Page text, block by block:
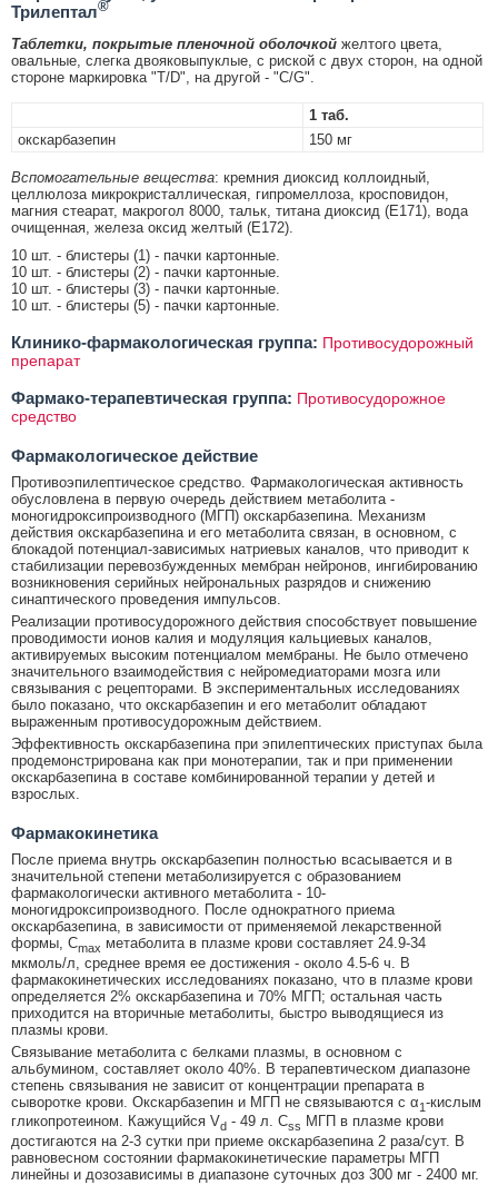
Трилептал®
Таблетки, покрытые пленочной оболочкой желтого цвета,
овальные, слегка двояковыпуклые, с риской с двух сторон, на одной
стороне маркировка "T/D", на другой - "C/G".
1 таб.
окскарбазепин
150 мг
Вспомогательные вещества: кремния диоксид коллоидный,
целлюлоза микрокристаллическая, гипромеллоза, кросповидон,
магния стеарат, макрогол 8000, тальк, титана диоксид (E171), вода
очищенная, железа оксид желтый (E172).
10 шт. - блистеры (1) - пачки картонные.
10 шт. - блистеры (2) - пачки картонные.
10 шт. - блистеры (3) - пачки картонные.
10 шт. - блистеры (5) - пачки картонные.
Клинико-фармакологическая группа: Противосудорожный
препарат
Фармако-терапевтическая группа: Противосудорожное
средство
Фармакологическое действие
Противоэпилептическое средство. Фармакологическая активность
обусловлена в первую очередь действием метаболита -
моногидроксипроизводного (МГП) окскарбазепина. Механизм
действия окскарбазепина и его метаболита связан, в основном, с
блокадой потенциал-зависимых натриевых каналов, что приводит к
стабилизации перевозбужденных мембран нейронов, ингибированию
возникновения серийных нейрональных разрядов и снижению
синаптического проведения импульсов.
Реализации противосудорожного действия способствует повышение
проводимости ионов калия и модуляция кальциевых каналов,
активируемых высоким потенциалом мембраны. Не было отмечено
значительного взаимодействия с нейромедиаторами мозга или
связывания с рецепторами. В экспериментальных исследованиях
было показано, что окскарбазепин и его метаболит обладают
выраженным противосудорожным действием.
Эффективность окскарбазепина при эпилептических приступах была
продемонстрирована как при монотерапии, так и при применении
окскарбазепина в составе комбинированной терапии у детей и
взрослых.
Фармакокинетика
После приема внутрь окскарбазепин полностью всасывается и в
значительной степени метаболизируется с образованием
фармакологически активного метаболита - 10-
моногидроксипроизводного. После однократного приема
окскарбазепина, в зависимости от применяемой лекарственной
формы, Cmax метаболита в плазме крови составляет 24.9-34
мкмоль/л, среднее время ее достижения - около 4.5-6 ч. В
фармакокинетических исследованиях показано, что в плазме крови
определяется 2% окскарбазепина и 70% МГП; остальная часть
приходится на вторичные метаболиты, быстро выводящиеся из
плазмы крови.
Связывание метаболита с белками плазмы, в основном с
альбумином, составляет около 40%. В терапевтическом диапазоне
степень связывания не зависит от концентрации препарата в
сыворотке крови. Окскарбазепин и МГП не связываются с α1-кислым
гликопротеином. Кажущийся Vd - 49 л. Сss МГП в плазме крови
достигаются на 2-3 сутки при приеме окскарбазепина 2 раза/сут. В
равновесном состоянии фармакокинетические параметры МГП
линейны и дозозависимы в диапазоне суточных доз 300 мг - 2400 мг.